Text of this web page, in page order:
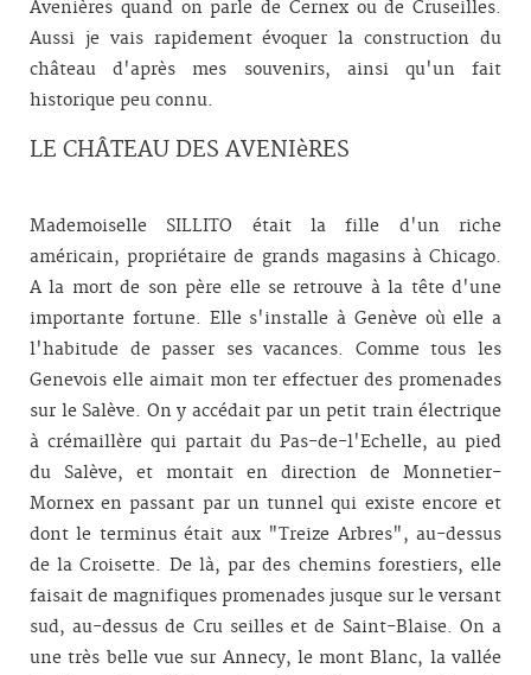
Avenières quand on parle de Cernex ou de Cruseilles.
Aussi je vais rapidement évoquer la construction du
château d'après mes souvenirs, ainsi qu'un fait
historique peu connu.
LE CHÂTEAU DES AVENIèRES
Mademoiselle SILLITO était la fille d'un riche
américain, propriétaire de grands magasins à Chicago.
A la mort de son père elle se retrouve à la tête d'une
importante fortune. Elle s'installe à Genève où elle a
l'habitude de passer ses vacances. Comme tous les
Genevois elle aimait mon ter effectuer des promenades
sur le Salève. On y accédait par un petit train électrique
à crémaillère qui partait du Pas-de-l'Echelle, au pied
du Salève, et montait en direction de Monnetier-
Mornex en passant par un tunnel qui existe encore et
dont le terminus était aux "Treize Arbres", au-dessus
de la Croisette. De là, par des chemins forestiers, elle
faisait de magnifiques promenades jusque sur le versant
sud, au-dessus de Cru seilles et de Saint-Blaise. On a
une très belle vue sur Annecy, le mont Blanc, la vallée